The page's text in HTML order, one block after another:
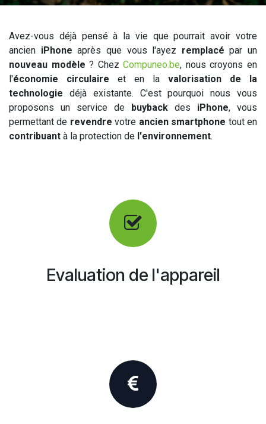
Avez-vous déjà pensé à la vie que pourrait avoir votre
ancien iPhoneaprès que vous l'ayez remplacépar un
nouveau modèle ? ChezCompuneo.be, nous croyons en
l'économie circulaire et en la valorisation de la
technologie déjà existante. C'est pourquoi nous vous
proposons un service de buyback des iPhone, vous
permettant de revendrevotre ancien smartphone tout en
contribuant à la protection de l'environnement.
Evaluation de l'appareil